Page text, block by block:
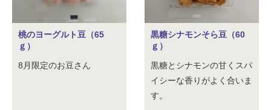
桃のヨーグルト豆（65
ｇ）
8月限定のお豆さん
黒糖シナモンそら豆（60
ｇ）
黒糖とシナモンの甘くスパ
イシーな香りがよく合いま
す。